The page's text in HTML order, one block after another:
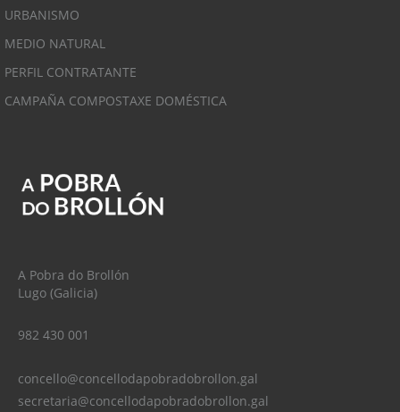
URBANISMO
MEDIO NATURAL
PERFIL CONTRATANTE
CAMPAÑA COMPOSTAXE DOMÉSTICA
A Pobra do Brollón
Lugo (Galicia)
982 430 001
concello@concellodapobradobrollon.gal
secretaria@concellodapobradobrollon.gal